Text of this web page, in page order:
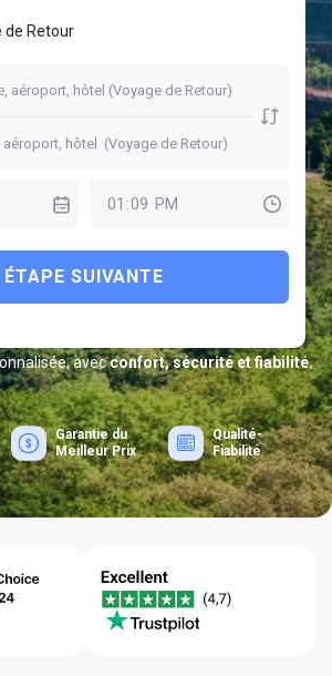
de Retour
ÉTAPE SUIVANTE
avecconfort, sécurité et fiabilité.
Garantie du
Meilleur Prix
Qualité-
Fiabilité